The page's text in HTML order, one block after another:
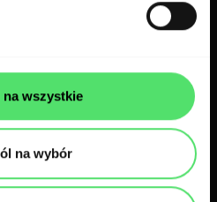
na wszystkie
na wybór